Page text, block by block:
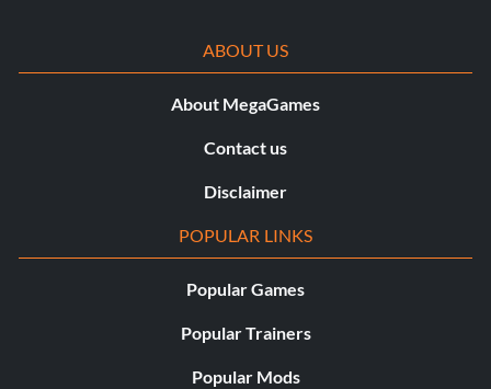
ABOUT US
About MegaGames
Contact us
Disclaimer
POPULAR LINKS
Popular Games
Popular Trainers
Popular Mods